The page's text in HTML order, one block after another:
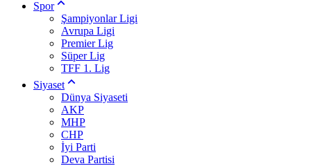
Spor
Şampiyonlar Ligi
Avrupa Ligi
Premier Lig
Süper Lig
TFF 1. Lig
Siyaset
Dünya Siyaseti
AKP
MHP
CHP
İyi Parti
Deva Partisi